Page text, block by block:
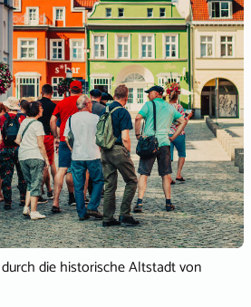
die historische Altstadt von